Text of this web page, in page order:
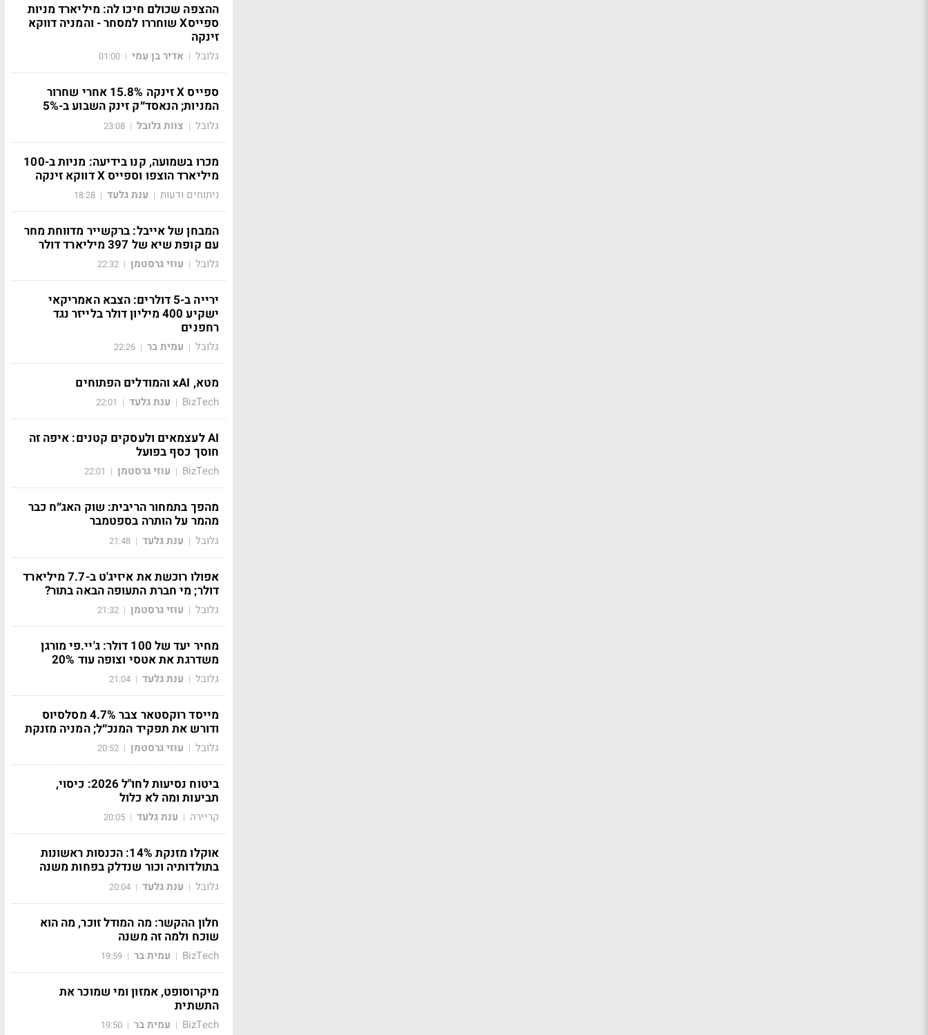
ההצפה שכולם חיכו לה: מיליארד מניות
ספייסX שוחררו למסחר - והמניה דווקא
זינקה
גלובל | אדיר בן עמי |
01:00
ספייס X זינקה 15.8% אחרי שחרור
המניות; הנאסד״ק זינק השבוע ב-5%
גלובל | צוות גלובל |
23:08
מכרו בשמועה, קנו בידיעה: מניות ב-100
מיליארד הוצפו וספייס X דווקא זינקה
ניתוחים ודעות | ענת גלעד |
18:28
המבחן של אייבל: ברקשייר מדווחת מחר
עם קופת שיא של 397 מיליארד דולר
גלובל | עוזי גרסטמן |
22:32
ירייה ב-5 דולרים: הצבא האמריקאי
ישקיע 400 מיליון דולר בלייזר נגד
רחפנים
גלובל | עמית בר |
22:26
מטא, xAI והמודלים הפתוחים
BizTech
| ענת גלעד |
22:01
AI לעצמאים ולעסקים קטנים: איפה זה
חוסך כסף בפועל
BizTech
| עוזי גרסטמן |
22:01
מהפך בתמחור הריבית: שוק האג״ח כבר
מהמר על הותרה בספטמבר
גלובל | ענת גלעד |
21:48
אפולו רוכשת את איזיג'ט ב-7.7 מיליארד
דולר; מי חברת התעופה הבאה בתור?
גלובל | עוזי גרסטמן |
21:32
מחיר יעד של 100 דולר: ג'יי.פי מורגן
משדרגת את אטסי וצופה עוד 20%
גלובל | ענת גלעד |
21:04
מייסד רוקסטאר צבר 4.7% מסלסיוס
ודורש את תפקיד המנכ״ל; המניה מזנקת
גלובל | עוזי גרסטמן |
20:52
ביטוח נסיעות לחו"ל 2026: כיסוי,
תביעות ומה לא כלול
קריירה | ענת גלעד |
20:05
אוקלו מזנקת 14%: הכנסות ראשונות
בתולדותיה וכור שנדלק בפחות משנה
גלובל | ענת גלעד |
20:04
חלון ההקשר: מה המודל זוכר, מה הוא
שוכח ולמה זה משנה
BizTech
| עמית בר |
19:59
מיקרוסופט, אמזון ומי שמוכר את
התשתית
BizTech
| עמית בר |
19:50